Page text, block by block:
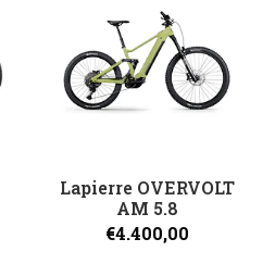
Lapierre OVERVOLT
AM 5.8
€4.400,00